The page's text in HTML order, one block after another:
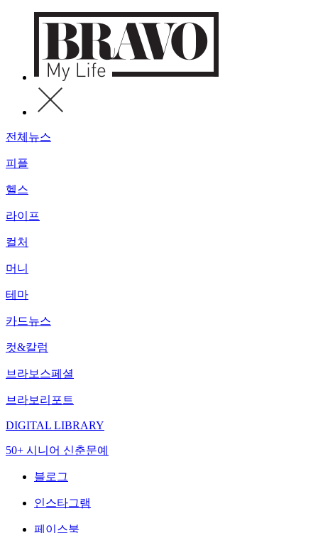
전체뉴스
피플
헬스
라이프
컬처
머니
테마
카드뉴스
컷&칼럼
브라보스페셜
브라보리포트
DIGITAL LIBRARY
50+ 시니어 신춘문예
블로그
인스타그램
페이스북